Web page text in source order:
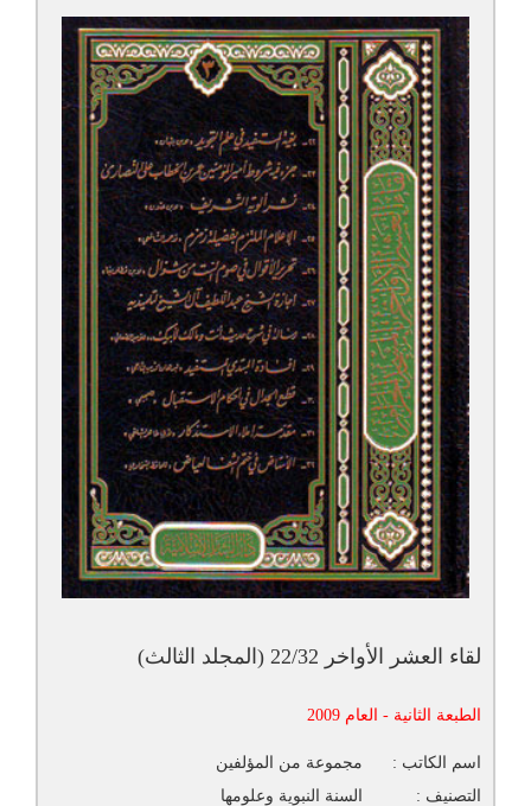
لقاء العشر الأواخر 22/32 (المجلد الثالث)
الطبعة الثانية - العام 2009
اسم الكاتب :
مجموعة من المؤلفين
التصنيف :
السنة النبوية وعلومها